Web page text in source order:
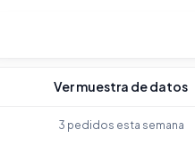
Ver muestra de datos
3 pedidos esta semana